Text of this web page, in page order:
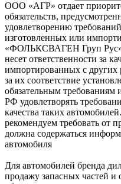
ООО «АГР» отдает
обязательств,
удовлетворению
изготовленных или
«ФОЛЬКСВАГЕН Груп
несет ответственности за
импортированных с других
за их соответствие
обязательным требованиям
РФ удовлетворять
качества таких
рекомендуем требовать от
должна содержаться
автомобиля
Для автомобилей бренда
продажу запасных частей